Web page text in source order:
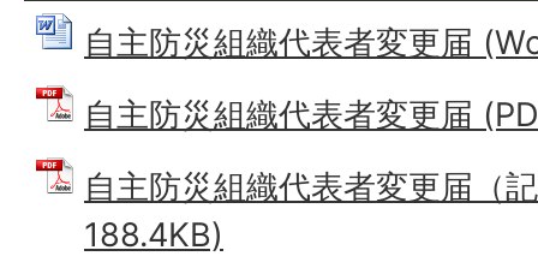
自主防災組織代表者変更届
自主防災組織代表者変更届
自主防災組織代表者変更届（
188.4KB)